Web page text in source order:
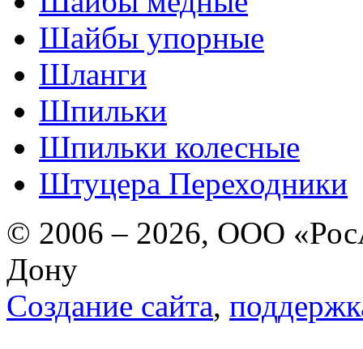
Шайбы упорные
Шланги
Шпильки
Шпильки колесные
Штуцера Переходники
© 2006 – 2026, ООО
Дону
Создание сайта,